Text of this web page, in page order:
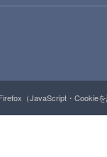
（JavaScript・Cookie